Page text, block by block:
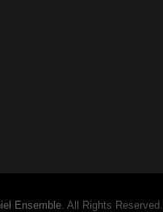
Ensemble. All Rights Reserved.